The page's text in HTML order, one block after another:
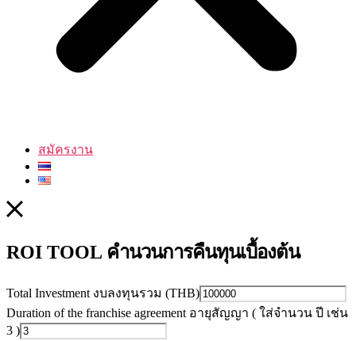
สมัครงาน
ROI TOOL คำนวนการคืนทุนเบื้องต้น
Total Investment งบลงทุนรวม (THB)
Duration of the franchise agreement อายุสัญญา ( ใส่จำนวน ปี เช่น
3 )